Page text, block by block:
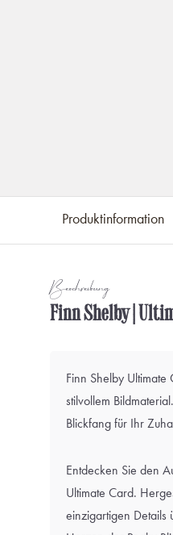
Produktinformation
Beschreibung
Finn Shelby |
Finn Shelby
stilvollem
Blickfang für Ihr
Entdecken Sie den
Ultimate Card.
einzigartigen Details